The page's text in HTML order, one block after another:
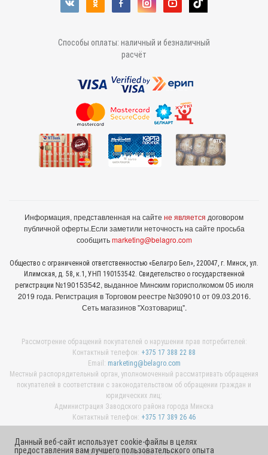
Способы оплаты: наличный и безналичный
расчёт
Информация, представленная на сайте не является договором
публичной оферты.Если заметили неточность на сайте просьба
сообщитьmarketing@belagro.com
Общество с ограниченной ответственностью «Белагро Бел», 220047, г. Минск, ул.
Илимская, д. 58, к.1, УНП 190153542. Свидетельство о государственной
регистрации №190153542, выданное Минcким горисполкомом 05 июля
2019 года. Регистрация в Торговом реестре №309010 от 09.03.2016.
Сеть магазинов "Хозтоварищ".
Рассмотрение обращений покупателей о нарушении прав потребителей:
Контактный телефон: +375 17 388 22 88
Email: marketing@belagro.com
Местный распорядительный орган, уполномоченный рассматривать обращения
покупателей в соответствии с законодательством об обращении граждан и
юридических лиц:
Администрация Заводского района города Минска
Контактный телефон: +375 17 389 26 46
© 2026 ООО «Белагро Бел»
Данный веб-сайт использует cookie-файлы в целях
предоставления вам лучшего пользовательского опыта